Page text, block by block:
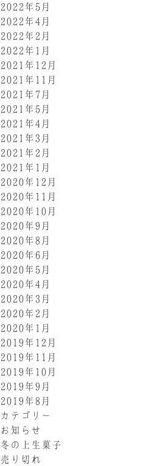
2022年5月
2022年4月
2022年2月
2022年1月
2021年12月
2021年11月
2021年7月
2021年5月
2021年4月
2021年3月
2021年2月
2021年1月
2020年12月
2020年11月
2020年10月
2020年9月
2020年8月
2020年6月
2020年5月
2020年4月
2020年3月
2020年2月
2020年1月
2019年12月
2019年11月
2019年10月
2019年9月
2019年8月
カテゴリー
お知らせ
冬の上生菓子
売り切れ